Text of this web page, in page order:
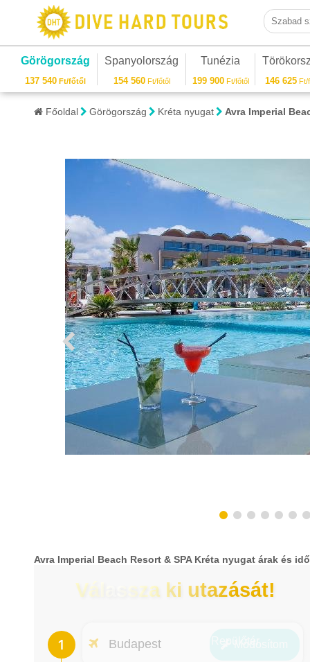
Szabad
Görögország
137 540 Ft/főtől
Spanyolország
154 560Ft/főtől
Tunézia
199 900Ft/főtől 146 625Ft/
Főoldal Görögország Kréta nyugat Avra Imperial
Avra Imperial Beach Resort & SPA Kréta nyugat árak és
Válassza ki utazását!
Budapest